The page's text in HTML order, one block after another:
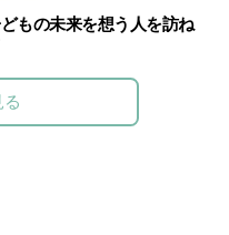
もの未来を想う人を訪ね
る